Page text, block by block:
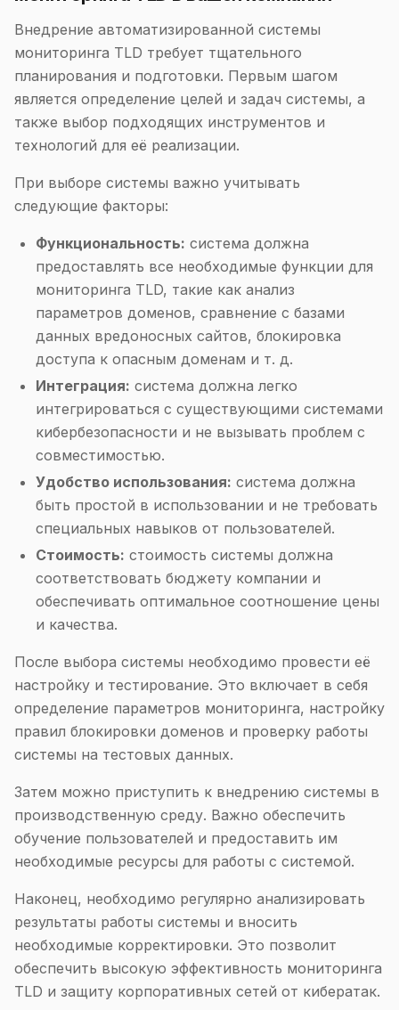
Внедрение автоматизированной системы
мониторинга TLD требует тщательного
планирования и подготовки. Первым шагом
является определение целей и задач системы, а
также выбор подходящих инструментов и
технологий для её реализации.
При выборе системы важно учитывать
следующие факторы:
Функциональность: система должна
предоставлять все необходимые функции для
мониторинга TLD, такие как анализ
параметров доменов, сравнение с базами
данных вредоносных сайтов, блокировка
доступа к опасным доменам и т. д.
Интеграция: система должна легко
интегрироваться с существующими системами
кибербезопасности и не вызывать проблем с
совместимостью.
Удобство использования: система должна
быть простой в использовании и не требовать
специальных навыков от пользователей.
Стоимость: стоимость системы должна
соответствовать бюджету компании и
обеспечивать оптимальное соотношение цены
и качества.
После выбора системы необходимо провести её
настройку и тестирование. Это включает в себя
определение параметров мониторинга, настройку
правил блокировки доменов и проверку работы
системы на тестовых данных.
Затем можно приступить к внедрению системы в
производственную среду. Важно обеспечить
обучение пользователей и предоставить им
необходимые ресурсы для работы с системой.
Наконец, необходимо регулярно анализировать
результаты работы системы и вносить
необходимые корректировки. Это позволит
обеспечить высокую эффективность мониторинга
TLD и защиту корпоративных сетей от кибератак.